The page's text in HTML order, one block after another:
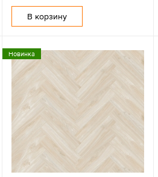
В корзину
Новинка